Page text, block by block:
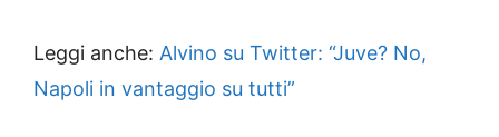
Leggi anche: Alvino su Twitter: “Juve? No,
Napoli in vantaggio su tutti”